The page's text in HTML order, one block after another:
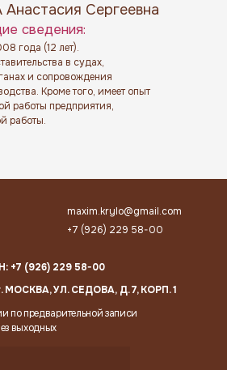
года (12 лет).
в судах,
и сопровождения
Кроме того, имеет опыт
работы предприятия,
работы.
сведения:
Сергеевна
+7 (926) 229 58-00
maxim.krylo@gmail.com
по предварительной записи
выходных
МОСКВА, УЛ. СЕДОВА, Д. 7, КОРП. 1
+7 (926) 229 58-00